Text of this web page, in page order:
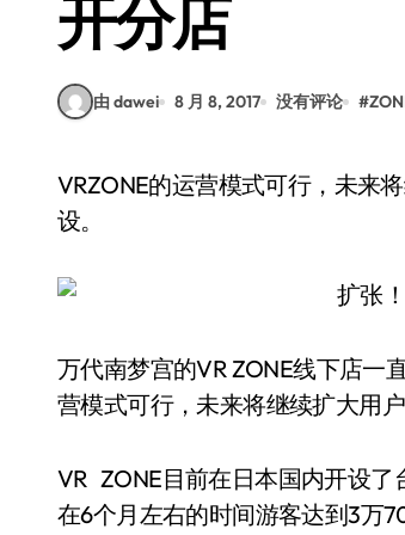
开分店
由 dawei 8 月 8, 2017 没有评论 #
VRZONE的运营模式可行，未来将继续扩大用户，下一步将推进海外计划，伦敦店将在夏季开
设。
万代南梦宫的VR ZONE线下店一
营模式可行，未来将继续扩大用
VR ZONE目前在日本国内开设了
在6个月左右的时间游客达到3万